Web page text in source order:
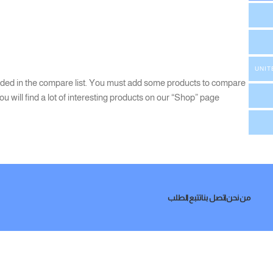
in the compare list. You must add some products to compare
will find a lot of interesting products on our “Shop” page.
من نحناتصل بناتتبع الطلب